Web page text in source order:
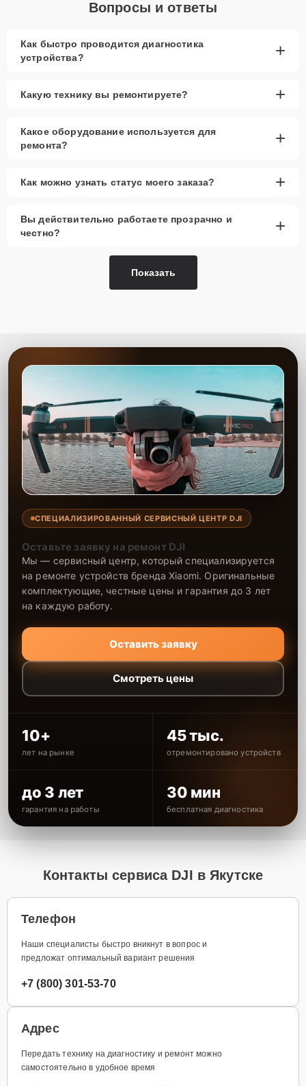
Вопросы и ответы
Как быстро проводится диагностика
устройства?
+
Какую технику вы ремонтируете? +
Какое оборудование используется для
ремонта?
+
Как можно узнать статус моего заказа? +
Вы действительно работаете прозрачно и
честно?
+
Показать
СПЕЦИАЛИЗИРОВАННЫЙ СЕРВИСНЫЙ ЦЕНТР DJI
Оставьте заявку на ремонт DJI
Мы — сервисный центр, который специализируется
на ремонте устройств бренда Xiaomi. Оригинальные
комплектующие, честные цены и гарантия до 3 лет
на каждую работу.
Оставить заявку
Смотреть цены
10+
лет на рынке
45 тыс.
отремонтировано устройств
до 3 лет
гарантия на работы
30 мин
бесплатная диагностика
Контакты сервиса DJI в Якутске
Телефон
Наши специалисты быстро вникнут в вопрос и
предложат оптимальный вариант решения
+7 (800) 301-53-70
Адрес
Передать технику на диагностику и ремонт можно
самостоятельно в удобное время